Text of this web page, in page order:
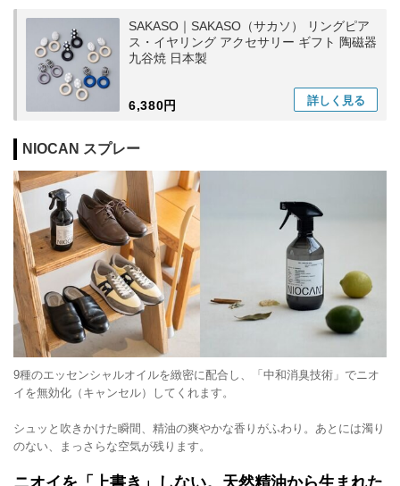
SAKASO｜SAKASO（サカソ） リングピア
ス・イヤリング アクセサリー ギフト 陶磁器
九谷焼 日本製
6,380円 詳しく 見る
NIOCAN スプレー
9種のエッセンシャルオイルを緻密に配合し、「中和消臭技術」でニオ
イを無効化（キャンセル）してくれます。
シュッと吹きかけた瞬間、精油の爽やかな香りがふわり。あとには濁り
のない、まっさらな空気が残ります。